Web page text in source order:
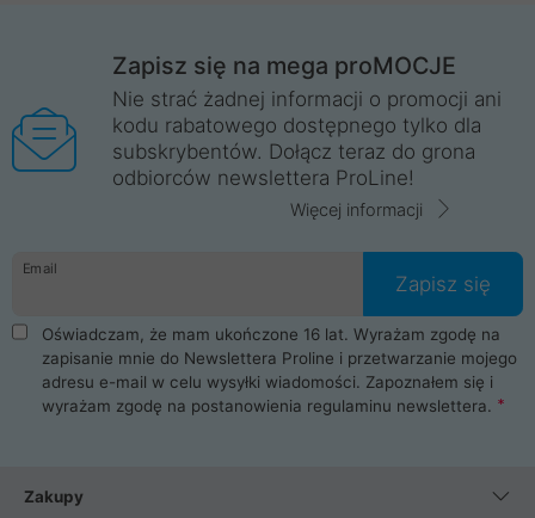
Zapisz się na mega proMOCJE
Nie strać żadnej informacji o promocji ani
kodu rabatowego dostępnego tylko dla
subskrybentów. Dołącz teraz do grona
odbiorców newslettera ProLine!
Więcej informacji
Email
Zapisz się
Oświadczam, że mam ukończone 16 lat. Wyrażam zgodę na
zapisanie mnie do Newslettera Proline i przetwarzanie mojego
adresu e-mail w celu wysyłki wiadomości. Zapoznałem się i
wyrażam zgodę na postanowienia regulaminu newslettera.
Zakupy